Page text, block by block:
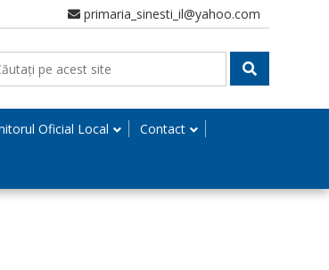
primaria_sinesti_il@yahoo.com
Oficial Local Contact